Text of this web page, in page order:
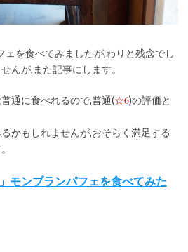
ェを食べてみましたが,わりと残念でし
んが,また記事にします。
通に食べれるので,普通(☆6)の評価と
かもしれませんが,おそらく満足する
モンブランパフェを食べてみた